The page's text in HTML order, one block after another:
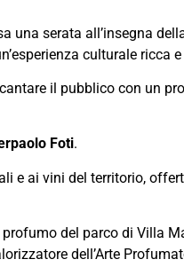
una serata all’insegna
culturale ricca
il pubblico con un
Foti.
e ai vini del territorio,
del parco di Villa
dell’Arte